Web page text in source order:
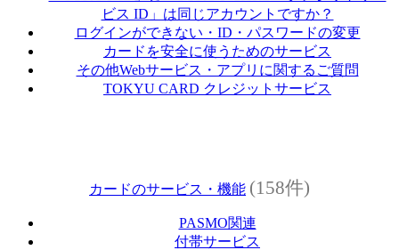
ビス ID」は同じアカウントですか？
ログインができない・ID・パスワードの変更
カードを安全に使うためのサービス
その他Webサービス・アプリに関するご質問
TOKYU CARD クレジットサービス
カードのサービス・機能 (158件)
PASMO関連
付帯サービス